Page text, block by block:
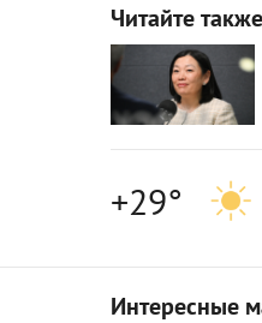
Читайте также
+29°
Интересные